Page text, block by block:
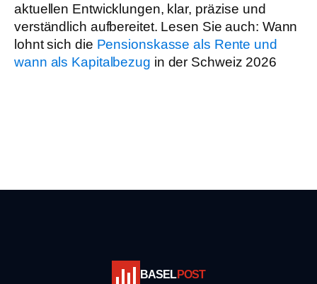
aktuellen Entwicklungen, klar, präzise und
verständlich aufbereitet. Lesen Sie auch: Wann
lohnt sich die Pensionskasse als Rente und
wann als Kapitalbezug in der Schweiz 2026
BASELPOST